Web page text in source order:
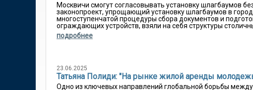
Москвичи смогут согласовывать установку шлагбаумов
законопроект, упрощающий установку шлагбаумов в
многоступенчатой процедуры сбора документов и
ограждающих устройств, взяли на себя структуры
подробнее
23.06.2025
Татьяна Полиди: "На рынке жилой аренды
Одно из ключевых направлений глобальной борьбы